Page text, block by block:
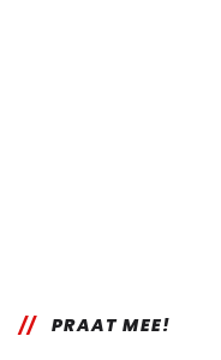
PRAAT MEE!